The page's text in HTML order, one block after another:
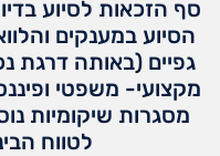
הסיוע במענקים
גפיים (באותה דרגת
מקצועי- משפטי
לטווח